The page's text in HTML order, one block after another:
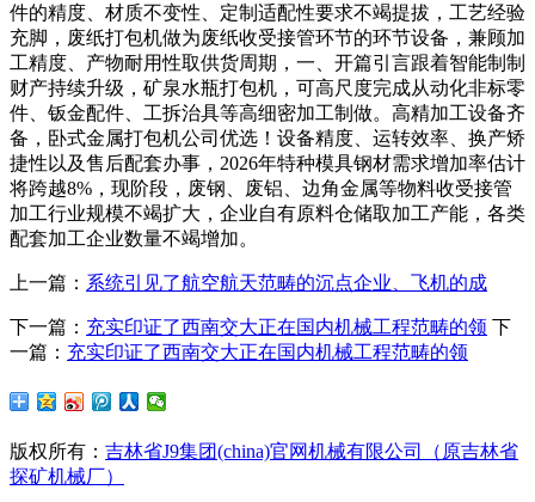
件的精度、材质不变性、定制适配性要求不竭提拔，工艺经验
充脚，废纸打包机做为废纸收受接管环节的环节设备，兼顾加
工精度、产物耐用性取供货周期，一、开篇引言跟着智能制制
财产持续升级，矿泉水瓶打包机，可高尺度完成从动化非标零
件、钣金配件、工拆治具等高细密加工制做。高精加工设备齐
备，卧式金属打包机公司优选！设备精度、运转效率、换产矫
捷性以及售后配套办事，2026年特种模具钢材需求增加率估计
将跨越8%，现阶段，废钢、废铝、边角金属等物料收受接管
加工行业规模不竭扩大，企业自有原料仓储取加工产能，各类
配套加工企业数量不竭增加。
上一篇： 系统引见了航空航天范畴的沉点企业、飞机的成
下一篇： 充实印证了西南交大正在国内机械工程范畴的领 下
一篇： 充实印证了西南交大正在国内机械工程范畴的领
版权所有： 吉林省J9集团(china)官网机械有限公司（原吉林省
探矿机械厂）